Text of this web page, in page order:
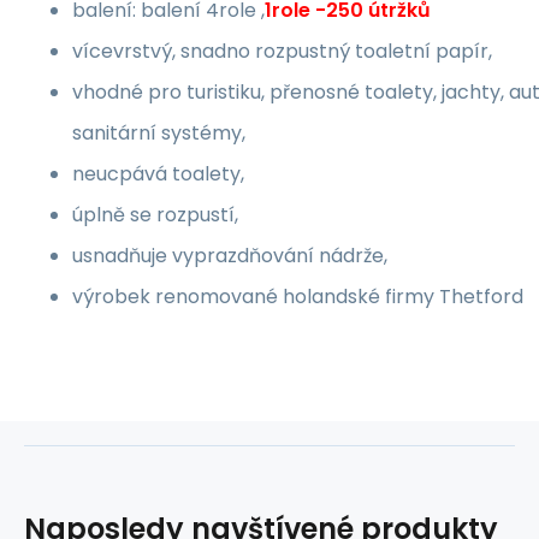
balení: balení 4role ,1role -250 útržků
vícevrstvý, snadno rozpustný toaletní papír,
vhodné pro turistiku, přenosné toalety, jachty,
sanitární systémy,
neucpává toalety,
úplně se rozpustí,
usnadňuje vyprazdňování nádrže,
výrobek renomované holandské firmy Thetford
Naposledy navštívené produkty